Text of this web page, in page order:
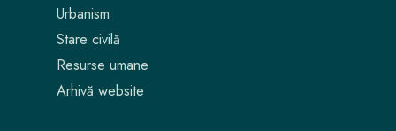
Urbanism
Stare civilă
Resurse umane
Arhivă website